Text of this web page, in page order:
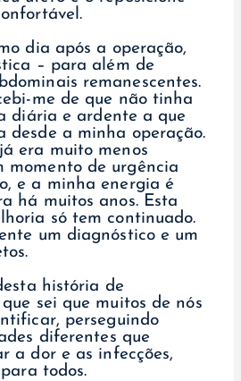
dia após a operação,
– para além de
remanescentes.
me de que não tinha
diária e ardente a que
desde a minha operação.
era muito menos
momento de urgência
e a minha energia é
há muitos anos. Esta
só tem continuado.
um diagnóstico e um
história de
sei que muitos de nós
perseguindo
diferentes que
a dor e as infecções,
todos.